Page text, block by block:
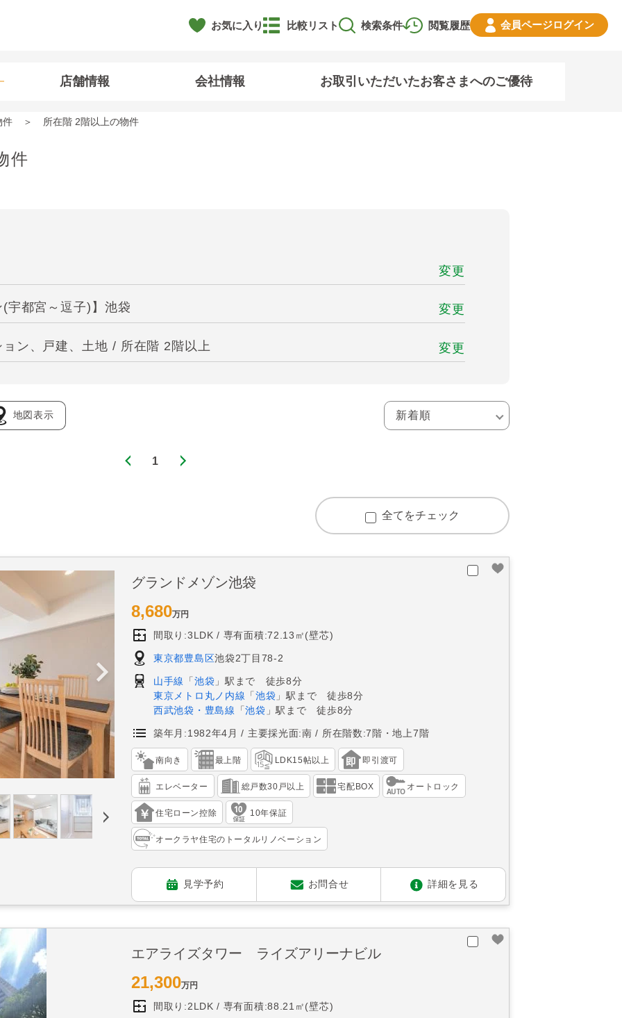
お気に入り 閲覧履歴
比較リスト 検索条件 会員ページログイン
店舗情報 会社情報 お取引いただいたお客さまへのご優待
件 所在階 2階以上の物件
件
変更
都宮～逗子)】池袋 変更
ン、戸建、土地 / 所在階 2階以上 変更
地図表示
1
全てをチェック
グランドメゾン池袋
8,680万円
間取り:3LDK 専有面積:72.13㎡(壁芯)
東京都豊島区池袋2丁目78-2
山手線 「 池袋 」駅まで 徒歩8分
東京メトロ丸ノ内線 「池袋 」駅まで 徒歩8分
西武池袋・豊島線
「池袋 」駅まで 徒歩8分
築年月:1982年4月 主要採光面:南 所在階数:7階・地上7階
南向き 最上階 LDK15帖以上 即引渡可
エレベーター 総戸数30戸以上 宅配BOX オートロック
住宅ローン控除 10年保証
オークラヤ住宅のトータルリノベーション
見学予約 お問合せ 詳細を見る
エアライズタワー ライズアリーナビル
21,300万円
間取り:2LDK 専有面積:88.21㎡(壁芯)